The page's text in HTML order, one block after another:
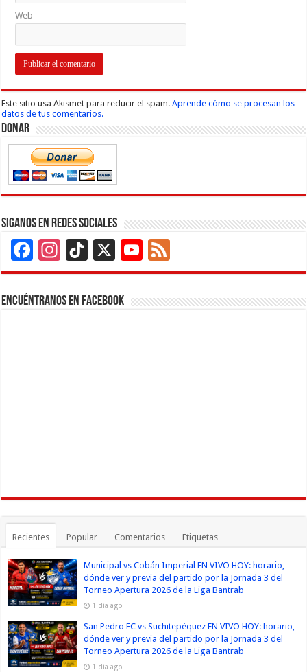
Web
Este sitio usa Akismet para reducir el spam.Aprende cómo se procesan los
datos de tus comentarios.
Donar
Siganos en Redes Sociales
Facebook
Instagram
TikTok
X
YouTube
Channel
Encuéntranos en Facebook
Recientes Popular Comentarios Etiquetas
Municipal vs Cobán Imperial EN VIVO HOY: horario,
dónde ver y previa del partido por la Jornada 3 del
Torneo Apertura 2026 de la Liga Bantrab
1 día ago
San Pedro FC vs Suchitepéquez EN VIVO HOY: horario,
dónde ver y previa del partido por la Jornada 3 del
Torneo Apertura 2026 de la Liga Bantrab
1 día ago